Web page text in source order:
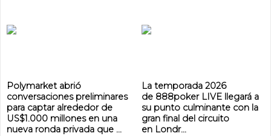
Polymarket abrió
conversaciones preliminares
para captar alrededor de
US$1.000 millones en una
nueva ronda privada que ...
La temporada 2026
de 888poker LIVE llegará a
su punto culminante con la
gran final del circuito
en Londr...